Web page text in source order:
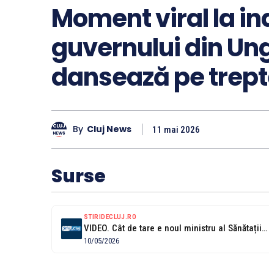
Moment viral la
guvernului din
dansează pe
By Cluj News 11 mai 2026
Surse
STIRIDECLUJ.RO
VIDEO. Cât de tare e noul ministru al Sănătații din Ungaria: Zsolt...
10/05/2026